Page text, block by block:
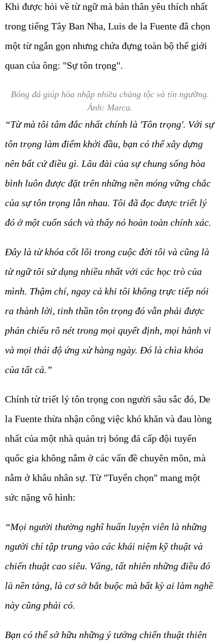
Khi được hỏi về từ ngữ mà bản thân yêu thích nhất
trong tiếng Tây Ban Nha, Luis de la Fuente đã chọn
một từ ngắn gọn nhưng chứa đựng toàn bộ thế giới
quan của ông: "Sự tôn trọng".
Bóng đá giúp hòa nhập nhiều chủng tộc và tín ngưỡng.
Ảnh: Marca.
“Từ mà tôi tâm đắc nhất chính là 'Tôn trọng'. Với sự
tôn trọng làm điểm khởi đầu, bạn có thể xây dựng
nên bất cứ điều gì. Lâu đài của sự chung sống hòa
bình luôn được đặt trên những nền móng vững chắc
của sự tôn trọng lẫn nhau. Tôi đã đọc được triết lý
đó ở một cuốn sách và thấy nó hoàn toàn chính xác.
Đây là từ khóa cốt lõi trong cuộc đời tôi và cũng là
từ ngữ tôi sử dụng nhiều nhất với các học trò của
mình. Thậm chí, ngay cả khi tôi không trực tiếp nói
ra thành lời, tinh thần tôn trọng đó vẫn phải được
phản chiếu rõ nét trong mọi quyết định, mọi hành vi
và mọi thái độ ứng xử hàng ngày. Đó là chìa khóa
của tất cả.”
Chính từ triết lý tôn trọng con người sâu sắc đó, De
la Fuente thừa nhận công việc khó khăn và đau lòng
nhất của một nhà quản trị bóng đá cấp đội tuyển
quốc gia không nằm ở các vấn đề chuyên môn, mà
nằm ở khâu nhân sự. Từ "Tuyển chọn" mang một
sức nặng vô hình:
“Mọi người thường nghĩ huấn luyện viên là những
người chỉ tập trung vào các khái niệm kỹ thuật và
chiến thuật cao siêu. Vâng, tất nhiên những điều đó
là nền tảng, là cơ sở bắt buộc mà bất kỳ ai làm nghề
này cũng phải có.
Bạn có thể sở hữu những ý tưởng chiến thuật thiên